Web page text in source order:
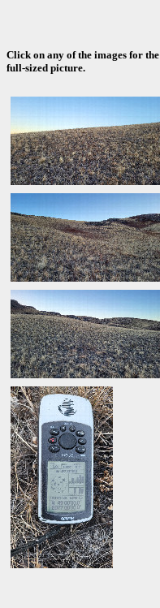
Click on any of the images for the
full-sized picture.